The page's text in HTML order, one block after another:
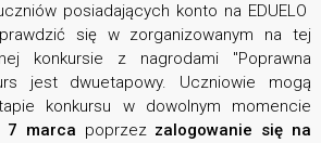
posiadających konto na EDUELO
się w zorganizowanym na tej
konkursie z nagrodami "Poprawna
jest dwuetapowy. Uczniowie mogą
konkursu w dowolnym momencie
7 marca poprzezzalogowanie się na